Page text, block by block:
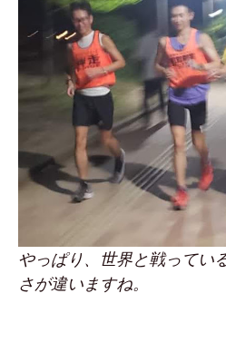
やっぱり、世界と戦ってい
さが違いますね。